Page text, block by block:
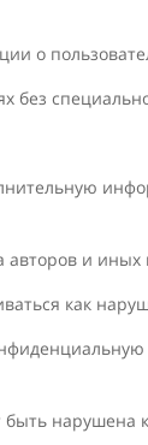
о
без
и иных
как